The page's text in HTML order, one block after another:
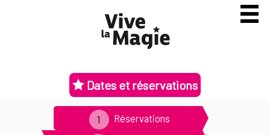
Dates et réservations
Réservations